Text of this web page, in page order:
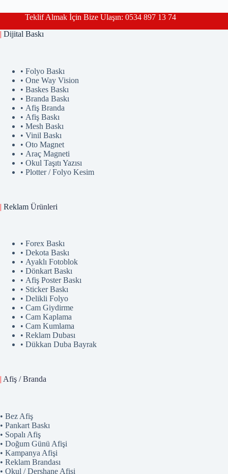
Teklif Almak İçin Bize Ulaşın: 0534 897 13 74
| Dijital Baskı
• Folyo Baskı
• One Way Vision
• Baskes Baskı
• Branda Baskı
• Afiş Branda
• Afiş Baskı
• Mesh Baskı
• Vinil Baskı
• Oto Magnet
• Araç Magneti
• Okul Taşıtı Yazısı
• Plotter / Folyo Kesim
| Reklam Ürünleri
• Forex Baskı
• Dekota Baskı
• Ayaklı Fotoblok
• Dönkart Baskı
• Afiş Poster Baskı
• Sticker Baskı
• Delikli Folyo
• Cam Giydirme
• Cam Kaplama
• Cam Kumlama
• Reklam Dubası
• Dükkan Duba Bayrak
| Afiş / Branda
• Bez Afiş
• Pankart Baskı
• Sopalı Afiş
• Doğum Günü Afişi
• Kampanya Afişi
• Reklam Brandası
• Okul / Dershane Afişi